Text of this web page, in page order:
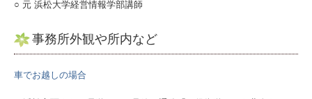
○ 元 浜松大学経営情報学部講師
事務所外観や所内など
車でお越しの場合